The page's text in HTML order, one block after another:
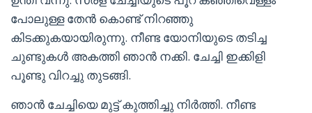
പോലുള്ള തേൻ കൊണ്ട് നിറഞ്ഞു
കിടക്കുകയായിരുന്നു. നീണ്ട യോനിയുടെ തടിച്ച
ചുണ്ടുകൾ അകത്തി ഞാൻ നക്കി. ചേച്ചി ഇക്കിളി
പൂണ്ടു വിറച്ചു തുടങ്ങി.
ഞാൻ ചേച്ചിയെ മുട്ട് കുത്തിച്ചു നിർത്തി. നീണ്ട